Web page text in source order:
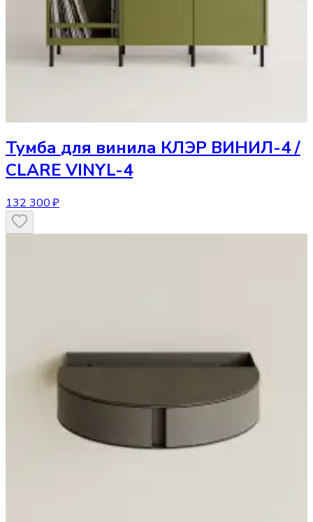
Тумба для винила КЛЭР ВИНИЛ-4 /
CLARE VINYL-4
132 300 ₽